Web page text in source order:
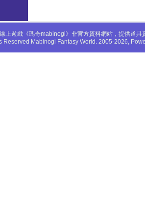
上遊戲《瑪奇mabinogi》非官方資料網站，提供道
Reserved Mabinogi Fantasy World. 2005-2026,